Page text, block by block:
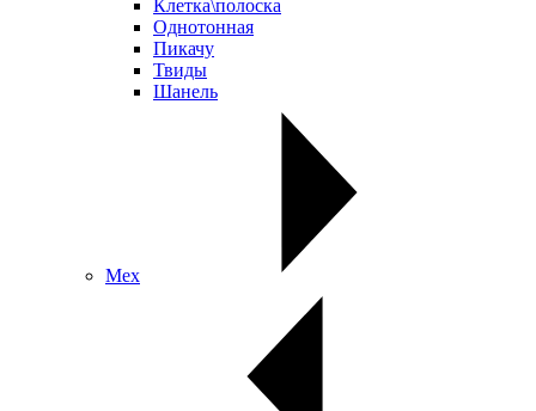
Клетка\полоска
Однотонная
Пикачу
Твиды
Шанель
Мех